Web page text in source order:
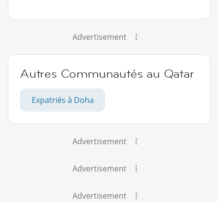
Advertisement
Autres Communautés au Qatar
Expatriés à Doha
Advertisement
Advertisement
Advertisement